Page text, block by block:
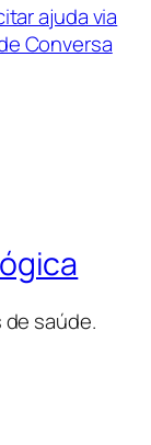
ajuda via
Conversa
saúde.